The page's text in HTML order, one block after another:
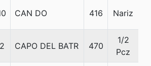
CAN DO 416 Nariz
2 CAPO DEL BATR 470
1/2
Pcz